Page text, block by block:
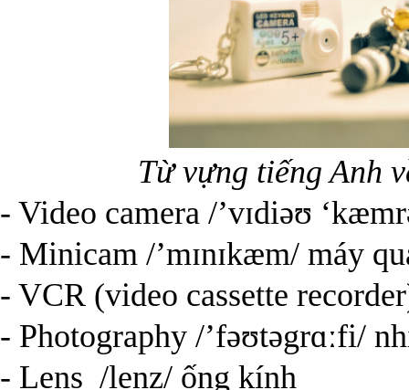
Từ vựng tiếng Anh
- Video camera /’vɪdiəʊ
- Minicam /’mɪnɪkæm/ máy
- VCR (video cassette
- Photography /’fəʊtəgrɑːfi/
- Lens /lenz/ ống kính